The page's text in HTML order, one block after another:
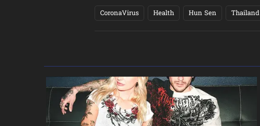
CoronaVirus Health Hun Sen Thailand